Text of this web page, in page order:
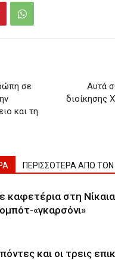
σε
και τη
Αυτά
διοίκησης
ΠΕΡΙΣΣΟΤΕΡΑ ΑΠΟ
καφετέρια στη
«γκαρσόνι»
και οι τρεις